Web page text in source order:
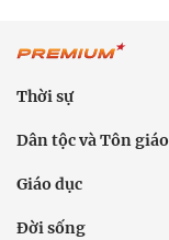
Thời sự
Dân tộc và Tôn giáo
Giáo dục
Đời sống